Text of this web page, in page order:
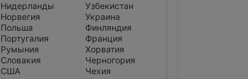
Нидерланды
Норвегия
Польша
Португалия
Румыния
Словакия
США
Узбекистан
Украина
Финляндия
Франция
Хорватия
Черногория
Чехия